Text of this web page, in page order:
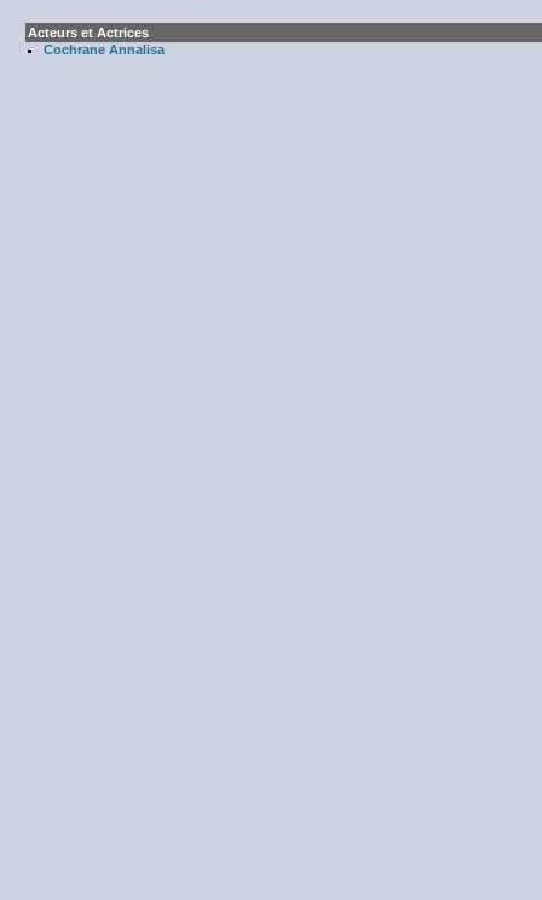
Acteurs et Actrices
Cochrane Annalisa